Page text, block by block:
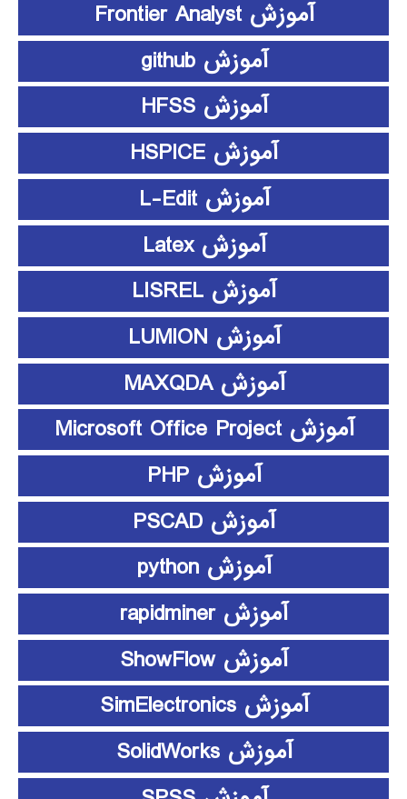
آموزش Frontier Analyst
آموزش github
آموزش HFSS
آموزش HSPICE
آموزش L-Edit
آموزش Latex
آموزش LISREL
آموزش LUMION
آموزش MAXQDA
آموزش Microsoft Office Project
آموزش PHP
آموزش PSCAD
آموزش python
آموزش rapidminer
آموزش ShowFlow
آموزش SimElectronics
آموزش SolidWorks